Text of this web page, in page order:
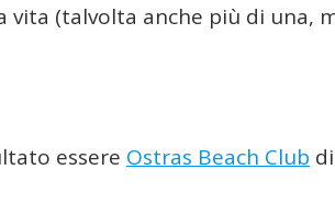
vita (talvolta anche più di una,
essere Ostras Beach Club di